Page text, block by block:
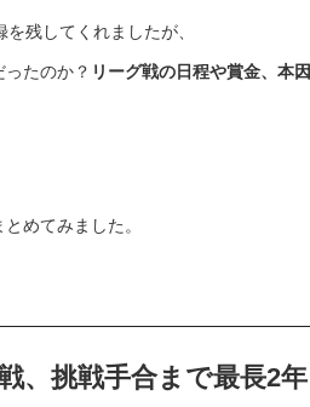
残してくれましたが、
たのか？ リーグ戦の日程や賞金、本
めてみました。
、挑戦手合まで最長2年